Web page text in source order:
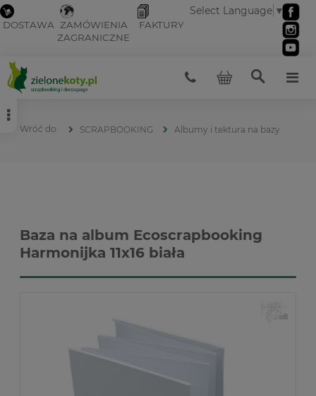
DOSTAWA ZAMÓWIENIA
ZAGRANICZNE
FAKTURY
Select Language ▼
SCRAPBOOKING Albumy i tektura na bazy
Baza na album Ecoscrapbooking
Harmonijka 11x16 biała